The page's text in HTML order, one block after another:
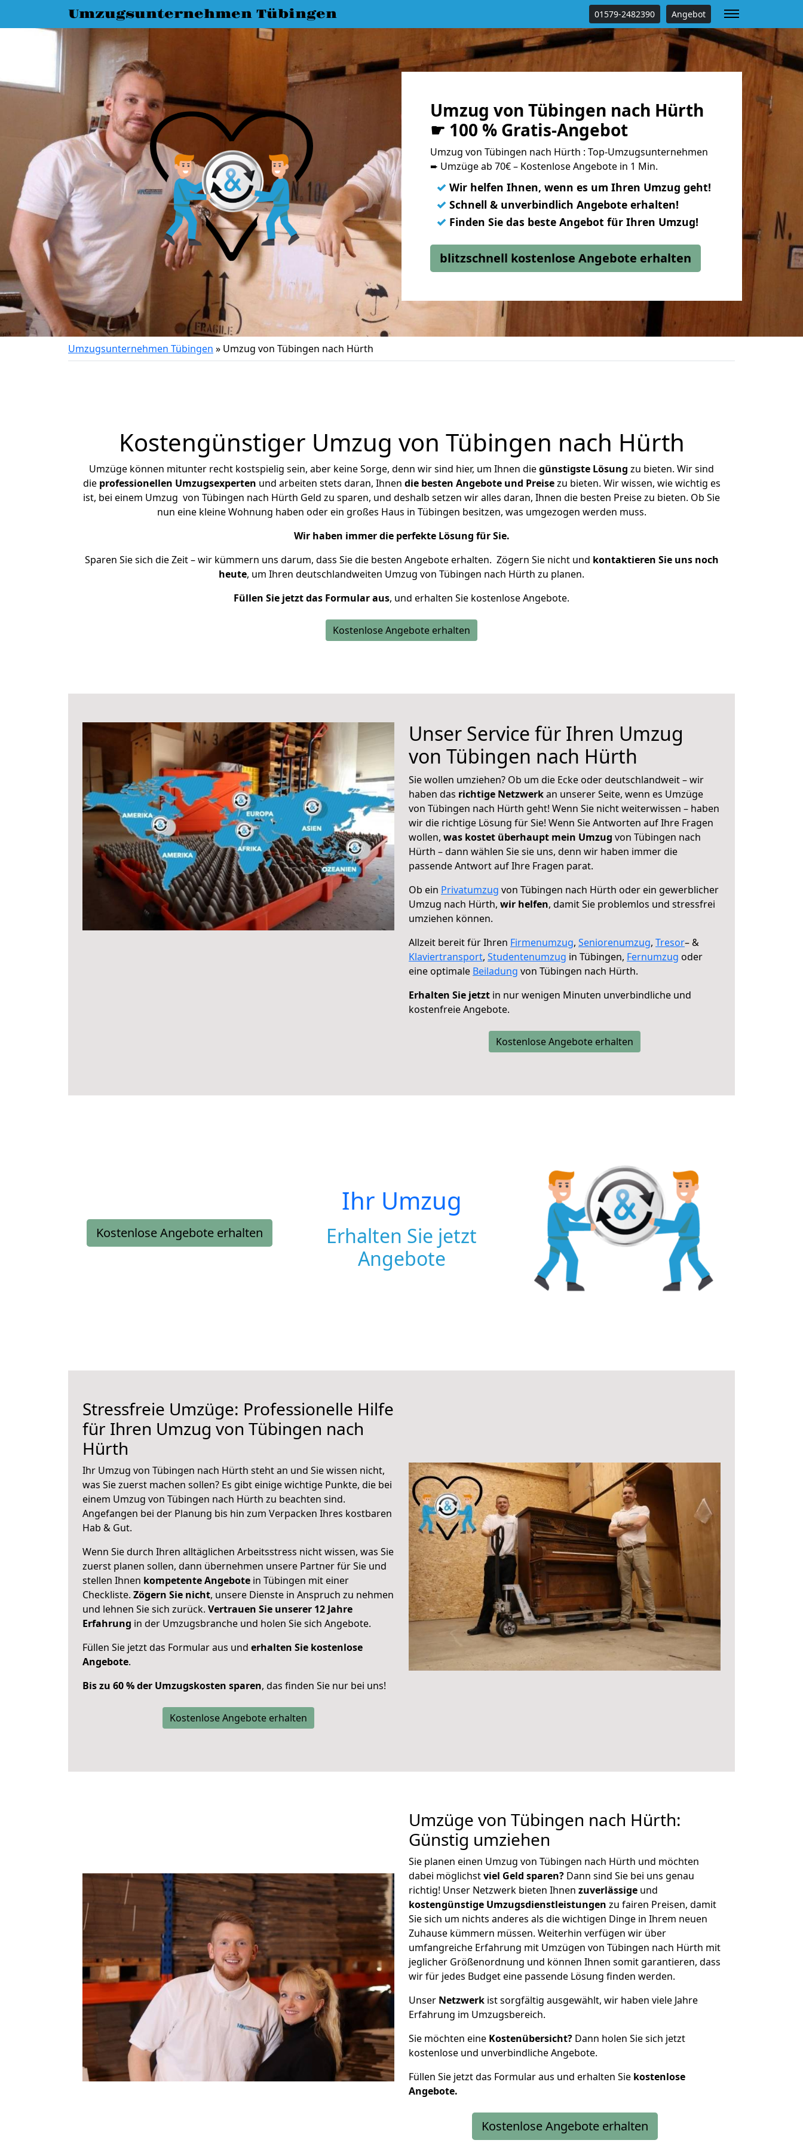
Umzugsunternehmen Tübingen 01579-2482390 Angebot
Umzug von Tübingen nach Hürth
☛ 100 % Gratis-Angebot
Umzug von Tübingen nach Hürth : Top-Umzugsunternehmen
➨ Umzüge ab 70€ – Kostenlose Angebote in 1 Min.
✓ Wir helfen Ihnen, wenn es um Ihren Umzug geht!
✓ Schnell & unverbindlich Angebote erhalten!
✓ Finden Sie das beste Angebot für Ihren Umzug!
blitzschnell kostenlose Angebote erhalten
Umzugsunternehmen Tübingen » Umzug von Tübingen nach Hürth
Kostengünstiger Umzug von Tübingen nach Hürth
Umzüge können mitunter recht kostspielig sein, aber keine Sorge, denn wir sind hier, um Ihnen diegünstigste Lösung zu bieten. Wir sind
die professionellen Umzugsexperten und arbeiten stets daran, Ihnen die besten Angebote und Preisezu bieten. Wir wissen, wie wichtig es
ist, bei einem Umzug von Tübingen nach Hürth Geld zu sparen, und deshalb setzen wir alles daran, Ihnen die besten Preise zu bieten. Ob Sie
nun eine kleine Wohnung haben oder ein großes Haus in Tübingen besitzen, was umgezogen werden muss.
Wir haben immer die perfekte Lösung für Sie.
Sparen Sie sich die Zeit – wir kümmern uns darum, dass Sie die besten Angebote erhalten. Zögern Sie nicht und kontaktieren Sie uns noch
heute, um Ihren deutschlandweiten Umzug von Tübingen nach Hürth zu planen.
Füllen Sie jetzt das Formular aus, und erhalten Sie kostenlose Angebote.
Kostenlose Angebote erhalten
Unser Service für Ihren Umzug
von Tübingen nach Hürth
Sie wollen umziehen? Ob um die Ecke oder deutschlandweit – wir
haben das richtige Netzwerkan unserer Seite, wenn es Umzüge
von Tübingen nach Hürth geht! Wenn Sie nicht weiterwissen – haben
wir die richtige Lösung für Sie! Wenn Sie Antworten auf Ihre Fragen
wollen, was kostet überhaupt mein Umzug von Tübingen nach
Hürth – dann wählen Sie sie uns, denn wir haben immer die
passende Antwort auf Ihre Fragen parat.
Ob ein Privatumzug von Tübingen nach Hürth oder ein gewerblicher
Umzug nach Hürth, wir helfen, damit Sie problemlos und stressfrei
umziehen können.
Allzeit bereit für Ihren Firmenumzug, Seniorenumzug, Tresor– &
Klaviertransport, Studentenumzug in Tübingen, Fernumzug oder
eine optimale Beiladung von Tübingen nach Hürth.
Erhalten Sie jetzt in nur wenigen Minuten unverbindliche und
kostenfreie Angebote.
Kostenlose Angebote erhalten
Kostenlose Angebote erhalten
Ihr Umzug
Erhalten Sie jetzt
Angebote
Stressfreie Umzüge: Professionelle Hilfe
für Ihren Umzug von Tübingen nach
Hürth
Ihr Umzug von Tübingen nach Hürth steht an und Sie wissen nicht,
was Sie zuerst machen sollen? Es gibt einige wichtige Punkte, die bei
einem Umzug von Tübingen nach Hürth zu beachten sind.
Angefangen bei der Planung bis hin zum Verpacken Ihres kostbaren
Hab & Gut.
Wenn Sie durch Ihren alltäglichen Arbeitsstress nicht wissen, was Sie
zuerst planen sollen, dann übernehmen unsere Partner für Sie und
stellen Ihnen kompetente Angebote in Tübingen mit einer
Checkliste. Zögern Sie nicht, unsere Dienste in Anspruch zu nehmen
und lehnen Sie sich zurück. Vertrauen Sie unserer 12 Jahre
Erfahrung in der Umzugsbranche und holen Sie sich Angebote.
Füllen Sie jetzt das Formular aus und erhalten Sie kostenlose
Angebote.
Bis zu 60 % der Umzugskosten sparen, das finden Sie nur bei uns!
Kostenlose Angebote erhalten
Umzüge von Tübingen nach Hürth:
Günstig umziehen
Sie planen einen Umzug von Tübingen nach Hürth und möchten
dabei möglichstviel Geld sparen? Dann sind Sie bei uns genau
richtig! Unser Netzwerk bieten Ihnen zuverlässige und
kostengünstige Umzugsdienstleistungen zu fairen Preisen, damit
Sie sich um nichts anderes als die wichtigen Dinge in Ihrem neuen
Zuhause kümmern müssen. Weiterhin verfügen wir über
umfangreiche Erfahrung mit Umzügen von Tübingen nach Hürth mit
jeglicher Größenordnung und können Ihnen somit garantieren, dass
wir für jedes Budget eine passende Lösung finden werden.
Unser Netzwerk ist sorgfältig ausgewählt, wir haben viele Jahre
Erfahrung im Umzugsbereich.
Sie möchten eine Kostenübersicht? Dann holen Sie sich jetzt
kostenlose und unverbindliche Angebote.
Füllen Sie jetzt das Formular aus und erhalten Sie kostenlose
Angebote.
Kostenlose Angebote erhalten